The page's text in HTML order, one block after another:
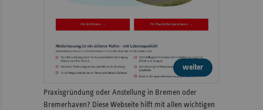
weiter
Praxisgründung oder Anstellung in Bremen oder
Bremerhaven? Diese Webseite hilft mit allen wichtigen